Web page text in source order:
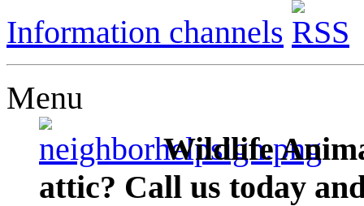
Information channels
Menu
Wildlife
attic? Call us today